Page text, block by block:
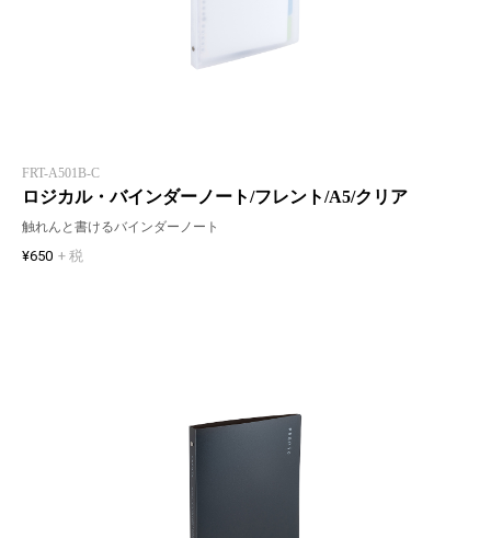
FRT-A501B-C
ロジカル・バインダーノート/フレント/A5/クリア
触れんと書けるバインダーノート
¥650 + 税